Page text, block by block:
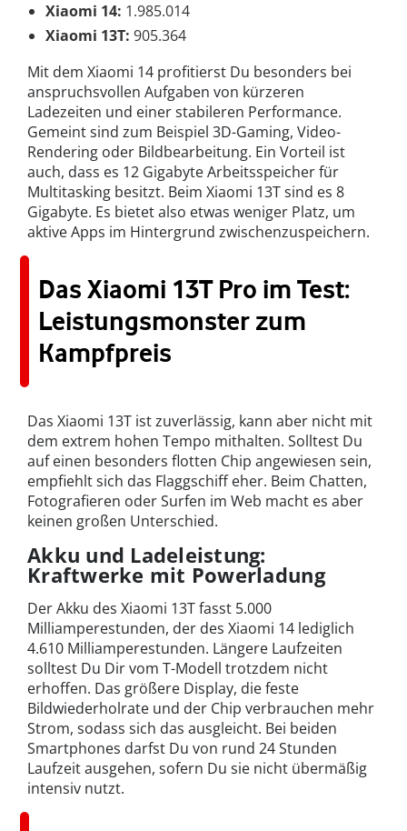
Xiaomi 14: 1.985.014
Xiaomi 13T: 905.364
Mit dem Xiaomi 14 profitierst Du besonders bei
anspruchsvollen Aufgaben von kürzeren
Ladezeiten und einer stabileren Performance.
Gemeint sind zum Beispiel 3D-Gaming, Video-
Rendering oder Bildbearbeitung. Ein Vorteil ist
auch, dass es 12 Gigabyte Arbeitsspeicher für
Multitasking besitzt. Beim Xiaomi 13T sind es 8
Gigabyte. Es bietet also etwas weniger Platz, um
aktive Apps im Hintergrund zwischenzuspeichern.
Das Xiaomi 13T Pro im Test:
Leistungsmonster zum
Kampfpreis
Das Xiaomi 13T ist zuverlässig, kann aber nicht mit
dem extrem hohen Tempo mithalten. Solltest Du
auf einen besonders flotten Chip angewiesen sein,
empfiehlt sich das Flaggschiff eher. Beim Chatten,
Fotografieren oder Surfen im Web macht es aber
keinen großen Unterschied.
Akku und Ladeleistung:
Kraftwerke mit Powerladung
Der Akku des Xiaomi 13T fasst 5.000
Milliamperestunden, der des Xiaomi 14 lediglich
4.610 Milliamperestunden. Längere Laufzeiten
solltest Du Dir vom T-Modell trotzdem nicht
erhoffen. Das größere Display, die feste
Bildwiederholrate und der Chip verbrauchen mehr
Strom, sodass sich das ausgleicht. Bei beiden
Smartphones darfst Du von rund 24 Stunden
Laufzeit ausgehen, sofern Du sie nicht übermäßig
intensiv nutzt.